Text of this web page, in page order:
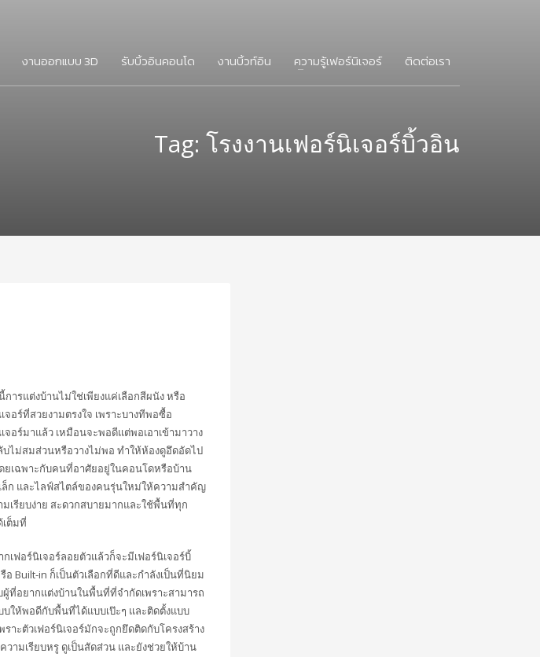
งานออกแบบ 3D รับบิ้วอินคอนโด งานบิ้วท์อิน ความรู้เฟอร์นิเจอร์ ติดต่อเรา
Tag: โรงงานเฟอร์นิเจอร์บิ้วอิน
ารแต่งบ้านไม่ใช่เพียงแค่เลือกสีผนัง หรือ
จอร์ที่สวยงามตรงใจ เพราะบางทีพอซื้อ
จอร์มาแล้ว เหมือนจะพอดีแต่พอเอาเข้ามาวาง
บไม่สมส่วนหรือวางไม่พอ ทำให้ห้องดูอึดอัดไป
ยเฉพาะกับคนที่อาศัยอยู่ในคอนโดหรือบ้าน
ล็ก และไลฟ์สไตล์ของคนรุ่นใหม่ให้ความสำคัญ
มเรียบง่าย สะดวกสบายมากและใช้พื้นที่ทุก
ต็มที่
เฟอร์นิเจอร์ลอยตัวแล้วก็จะมีเฟอร์นิเจอร์บิ้
อ Built-in ก็เป็นตัวเลือกที่ดีและกำลังเป็นที่นิยม
ผู้ที่อยากแต่งบ้านในพื้นที่ที่จำกัดเพราะสามารถ
บให้พอดีกับพื้นที่ได้แบบเป๊ะๆ และติดตั้งแบบ
ราะตัวเฟอร์นิเจอร์มักจะถูกยึดติดกับโครงสร้าง
ามเรียบหรู ดูเป็นสัดส่วน และยังช่วยให้บ้าน